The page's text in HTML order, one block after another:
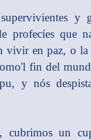
y
profecíes que
en paz, o la
fin del
y nós
cubrimos un